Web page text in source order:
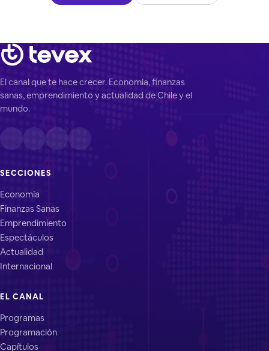
El canal que te hace crecer. Economía, finanzas
sanas, emprendimiento y actualidad de Chile y el
mundo.
SECCIONES
Economía
Finanzas Sanas
Emprendimiento
Espectáculos
Actualidad
Internacional
EL CANAL
Programas
Programación
Capítulos